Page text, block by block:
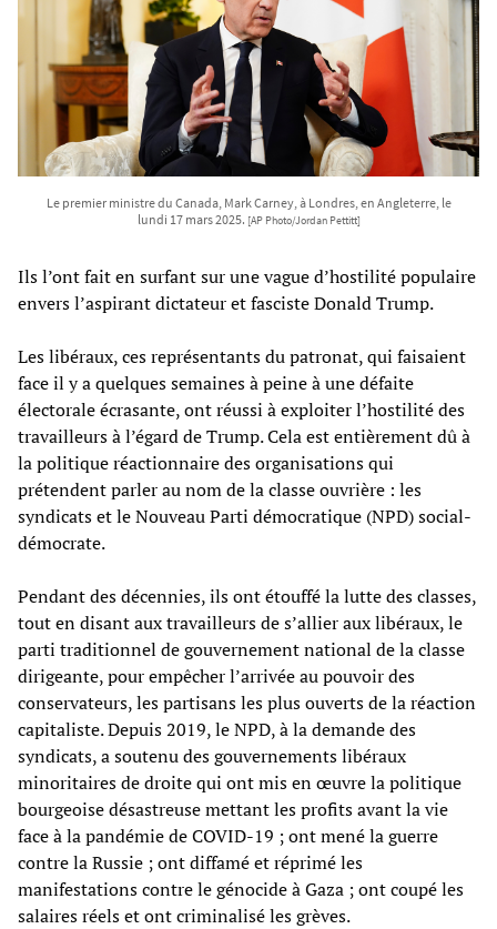
Le premier ministre du Canada, Mark Carney, à Londres, en Angleterre, le
lundi 17 mars 2025. [AP Photo/Jordan Pettitt]
Ils l’ont fait en surfant sur une vague d’hostilité populaire
envers l’aspirant dictateur et fasciste Donald Trump.
Les libéraux, ces représentants du patronat, qui faisaient
face il y a quelques semaines à peine à une défaite
électorale écrasante, ont réussi à exploiter l’hostilité des
travailleurs à l’égard de Trump. Cela est entièrement dû à
la politique réactionnaire des organisations qui
prétendent parler au nom de la classe ouvrière : les
syndicats et le Nouveau Parti démocratique (NPD) social-
démocrate.
Pendant des décennies, ils ont étouffé la lutte des classes,
tout en disant aux travailleurs de s’allier aux libéraux, le
parti traditionnel de gouvernement national de la classe
dirigeante, pour empêcher l’arrivée au pouvoir des
conservateurs, les partisans les plus ouverts de la réaction
capitaliste. Depuis 2019, le NPD, à la demande des
syndicats, a soutenu des gouvernements libéraux
minoritaires de droite qui ont mis en œuvre la politique
bourgeoise désastreuse mettant les profits avant la vie
face à la pandémie de COVID-19 ; ont mené la guerre
contre la Russie ; ont diffamé et réprimé les
manifestations contre le génocide à Gaza ; ont coupé les
salaires réels et ont criminalisé les grèves.